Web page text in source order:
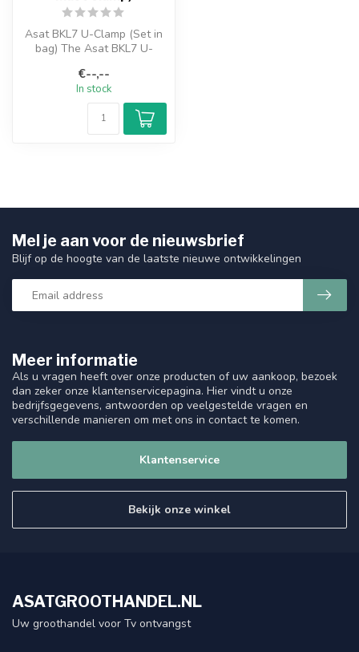
Asat BKL7 U-Clamp (Set in
bag) The Asat BKL7 U-
for mo...
€--,--
In stock
Meer informatie
Als u vragen heeft over onze producten of uw aankoop, bezoek
dan zeker onze klantenservicepagina. Hier vindt u onze
bedrijfsgegevens, antwoorden op veelgestelde vragen en
verschillende manieren om met ons in contact te komen.
Klantenservice
Bekijk onze winkel
Mel je aan voor de nieuwsbrief
Blijf op de hoogte van de laatste nieuwe ontwikkelingen
ASATGROOTHANDEL.NL
Uw groothandel voor Tv ontvangst